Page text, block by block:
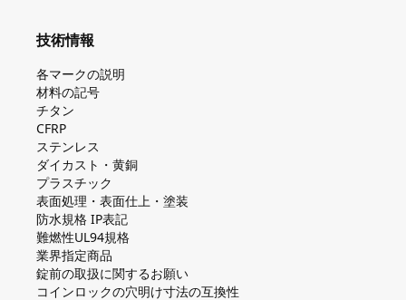
技術情報
各マークの説明
材料の記号
チタン
CFRP
ステンレス
ダイカスト・⻩銅
プラスチック
表面処理・表面仕上・塗装
防⽔規格 IP表記
難燃性UL94規格
業界指定商品
錠前の取扱に関するお願い
コインロックの⽳明け⼨法の互換性